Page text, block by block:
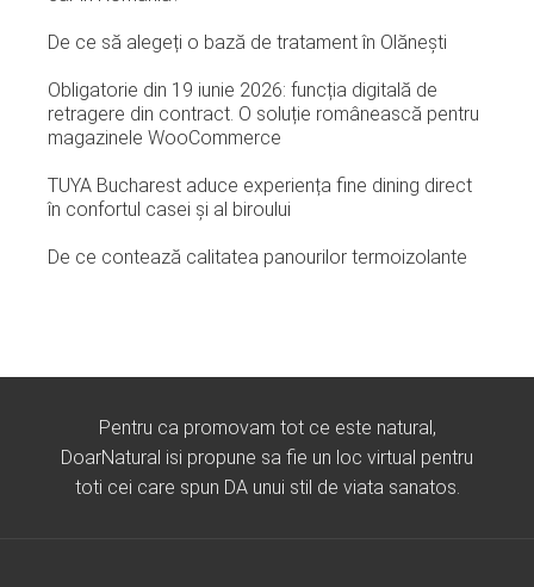
De ce să alegeți o bază de tratament în Olănești
Obligatorie din 19 iunie 2026: funcția digitală de
retragere din contract. O soluție românească pentru
magazinele WooCommerce
TUYA Bucharest aduce experiența fine dining direct
în confortul casei și al biroului
De ce contează calitatea panourilor termoizolante
Pentru ca promovam tot ce este natural,
DoarNatural isi propune sa fie un loc virtual pentru
toti cei care spun DA unui stil de viata sanatos.